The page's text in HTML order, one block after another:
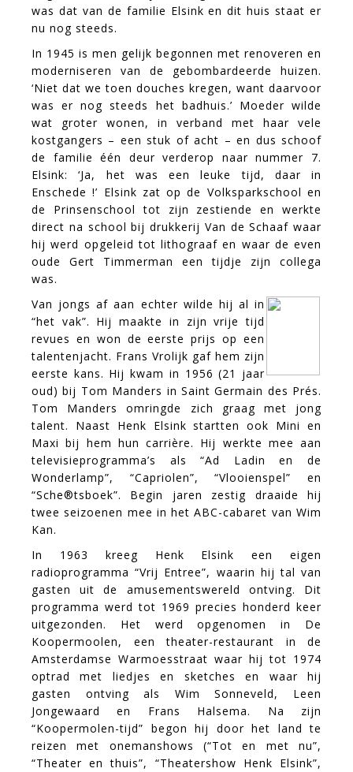
was dat van de familie Elsink en dit huis staat er
nu nog steeds.
In 1945 is men gelijk begonnen met renoveren en
moderniseren van de gebombardeerde huizen.
‘Niet dat we toen douches kregen, want daarvoor
was er nog steeds het badhuis.’ Moeder wilde
wat groter wonen, in verband met haar vele
kostgangers – een stuk of acht – en dus schoof
de familie één deur verderop naar nummer 7.
Elsink: ‘Ja, het was een leuke tijd, daar in
Enschede !’ Elsink zat op de Volksparkschool en
de Prinsenschool tot zijn zestiende en werkte
direct na school bij drukkerij Van de Schaaf waar
hij werd opgeleid tot lithograaf en waar de even
oude Gert Timmerman een tijdje zijn collega
was.
Van jongs af aan echter wilde hij al in
“het vak”. Hij maakte in zijn vrije tijd
revues en won de eerste prijs op een
talentenjacht. Frans Vrolijk gaf hem zijn
eerste kans. Hij kwam in 1956 (21 jaar
oud) bij Tom Manders in Saint Germain des Prés.
Tom Manders omringde zich graag met jong
talent. Naast Henk Elsink startten ook Mini en
Maxi bij hem hun carrière. Hij werkte mee aan
televisieprogramma’s als “Ad Ladin en de
Wonderlamp”, “Capriolen”, “Vlooienspel” en
“Sche®tsboek”. Begin jaren zestig draaide hij
twee seizoenen mee in het ABC-cabaret van Wim
Kan.
In 1963 kreeg Henk Elsink een eigen
radioprogramma “Vrij Entree”, waarin hij tal van
gasten uit de amusementswereld ontving. Dit
programma werd tot 1969 precies honderd keer
uitgezonden. Het werd opgenomen in De
Koopermoolen, een theater-restaurant in de
Amsterdamse Warmoesstraat waar hij tot 1974
optrad met liedjes en sketches en waar hij
gasten ontving als Wim Sonneveld, Leen
Jongewaard en Frans Halsema. Na zijn
“Koopermolen-tijd” begon hij door het land te
reizen met onemanshows (“Tot en met nu”,
“Theater en thuis”, “Theatershow Henk Elsink”,